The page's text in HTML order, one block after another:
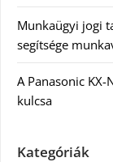
Munkaügyi jogi
segítsége
A Panasonic
kulcsa
Kategóriák